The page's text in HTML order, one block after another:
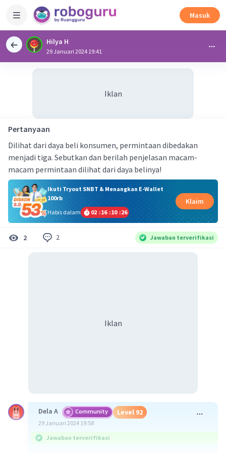
Masuk
Hilya H
29 Januari 2024 19:41
Iklan
Pertanyaan
Dilihat dari daya beli konsumen, permintaan dibedakan
menjadi tiga. Sebutkan dan berilah penjelasan macam-
macam permintaan dilihat dari daya belinya!
Ikuti Tryout SNBT & Menangkan E-Wallet
100rb
Habis dalam
02 :16 :10 :26
Klaim
2 2 Jawaban terverifikasi
Iklan
Dela A Community Level 92
29 Januari 2024 19:58
Jawaban terverifikasi